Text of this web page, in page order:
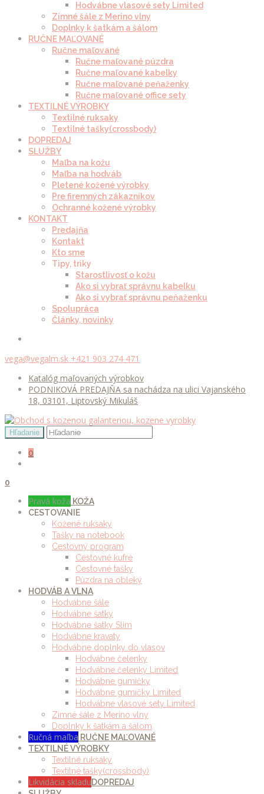
Hodvábne vlasové sety Limited
Zimné šále z Merino vlny
Doplnky k šatkám a šálom
RUČNE MAĽOVANÉ
Ručne maľované
Ručne maľované púzdra
Ručne maľované kabelky
Ručne maľované peňaženky
Ručne maľované office sety
TEXTILNÉ VÝROBKY
Textilné ruksaky
Textilné tašky(crossbody)
DOPREDAJ
SLUŽBY
Maľba na kožu
Maľba na hodváb
Pletené kožené výrobky
Pre firemných zákazníkov
Ochranné kožené výrobky
KONTAKT
Predajňa
Kontakt
Kto sme
Tipy, triky
Starostlivosť o kožu
Ako si vybrať správnu kabelku
Ako si vybrať správnu peňaženku
Spolupráca
Články, novinky
vega@vegalm.sk +421 903 274 471
Katalóg maľovaných výrobkov
PODNIKOVÁ PREDAJŇA sa nachádza na ulici Vajanského
18, 03101, Liptovský Mikuláš
0
0
Pravá koža KOŽA
CESTOVANIE
Kožené ruksaky
Tašky na notebook
Cestovný program
Cestovné kufre
Cestovné tašky
Púzdra na obleky
HODVÁB A VLNA
Hodvábne šále
Hodvábne šatky
Hodvábne šatky Slim
Hodvábne kravaty
Hodvábne doplnky do vlasov
Hodvábne čelenky
Hodvábne čelenky Limited
Hodvábne gumičky
Hodvábne gumičky Limited
Hodvábne vlasové sety Limited
Zimné šále z Merino vlny
Doplnky k šatkám a šálom
Ručná maľba RUČNE MAĽOVANÉ
TEXTILNÉ VÝROBKY
Textilné ruksaky
Textilné tašky(crossbody)
Likvidácia skladuDOPREDAJ